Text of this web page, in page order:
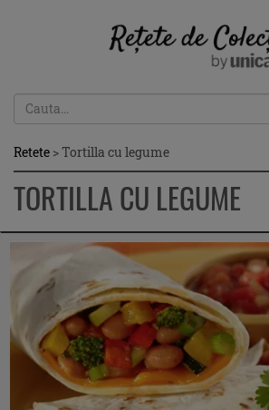
Retete >Tortilla cu legume
TORTILLA CU LEGUME